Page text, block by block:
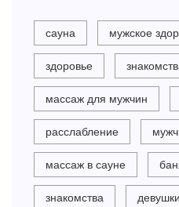
сауна мужское
здоровье
массаж для мужчин
расслабление
массаж в сауне
знакомства девушки